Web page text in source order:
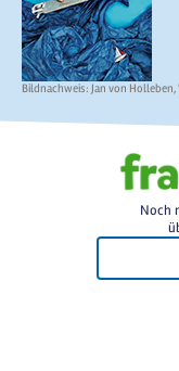
Bildnachweis: Jan von Holleben,
Noch